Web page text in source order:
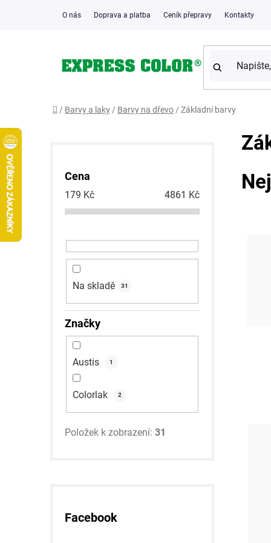
O nás Doprava a platba Ceník přepravy Kontakty
Domů
/ Barvy a laky / Barvy na dřevo / Základní barvy
Cena
179 Kč 4861 Kč
Na skladě 31
Značky
Austis 1
Colorlak 2
Položek k zobrazení: 31
kategorie
Facebook